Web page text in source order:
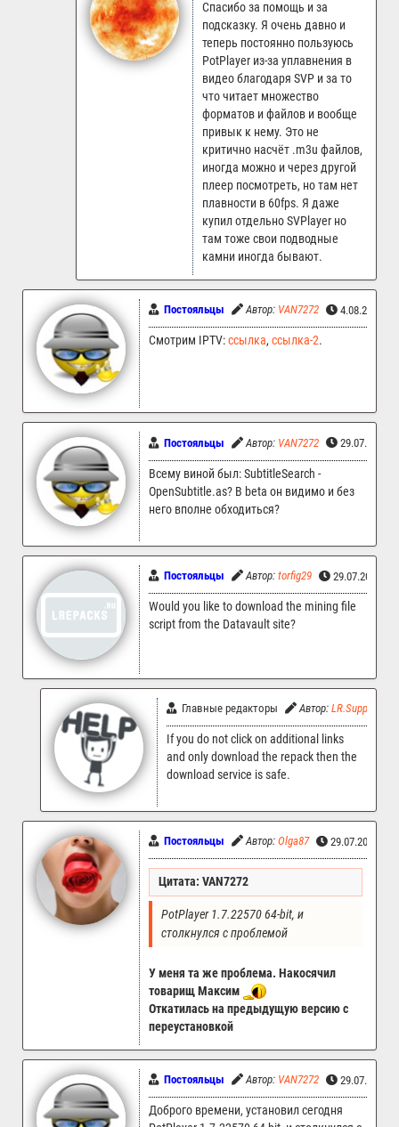
Спасибо за помощь и за
подсказку. Я очень давно и
теперь постоянно пользуюсь
PotPlayer из-за уплавнения в
видео благодаря SVP и за то
что читает множество
форматов и файлов и вообще
привык к нему. Это не
критично насчёт .m3u файлов,
иногда можно и через другой
плеер посмотреть, но там нет
плавности в 60fps. Я даже
купил отдельно SVPlayer но
там тоже свои подводные
камни иногда бывают.
Постояльцы Автор: VAN7272 4.08.2025
Смотрим IPTV:ссылка, ссылка-2.
Постояльцы Автор: VAN7272 29.07.2025
Всему виной был: SubtitleSearch -
OpenSubtitle.as? В beta он видимо и без
него вполне обходиться?
Постояльцы Автор: torfig29 29.07.2025
Would you like to download the mining file
script from the Datavault site?
Главные редакторы Автор: LR.Support
If you do not click on additional links
and only download the repack then the
download service is safe.
Постояльцы Автор: Olga87 29.07.2025
Цитата: VAN7272
PotPlayer 1.7.22570 64-bit, и
столкнулся с проблемой
У меня та же проблема. Накосячил
товарищ Максим
Откатилась на предыдущую версию с
переустановкой
Постояльцы Автор: VAN7272 29.07.2025
Доброго времени, установил сегодня